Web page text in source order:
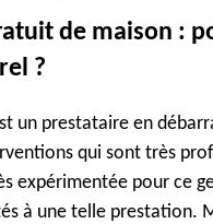
de maison :
?
un prestataire en
qui sont très
expérimentée pour ce
à une telle prestation.